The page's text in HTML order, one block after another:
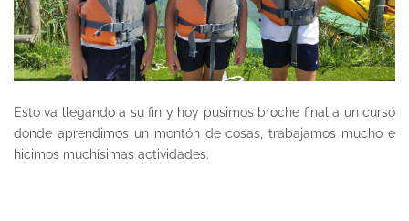
Esto va llegando a su fin y hoy pusimos broche final a un curso
donde aprendimos un montón de cosas, trabajamos mucho e
hicimos muchísimas actividades.